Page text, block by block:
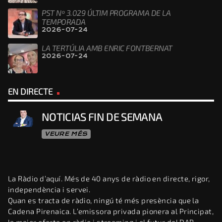
PST Nº 3.029 ÚLTIM PROGRAMA DE LA
TEMPORADA
2026-07-24
LA TERTÚLIA AMB ENRIC FONTBERNAT
2026-07-24
EN DIRECTE
NOTICIAS FIN DE SEMANA
VEURE MÉS
La Ràdio d’aquí. Més de 40 anys de ràdio en directe, rigor,
independència i servei.
Quan es tracta de ràdio, ningú té més presència que la
Cadena Pirenaica. L’emissora privada pionera al Principat,